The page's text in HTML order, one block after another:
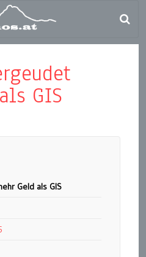
GIS
Geld als GIS